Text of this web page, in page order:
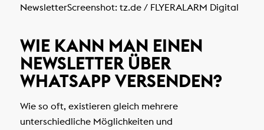
NewsletterScreenshot: tz.de / FLYERALARM Digital
WIE KANN MAN EINEN
NEWSLETTER ÜBER
WHATSAPP VERSENDEN?
Wie so oft, existieren gleich mehrere
unterschiedliche Möglichkeiten und